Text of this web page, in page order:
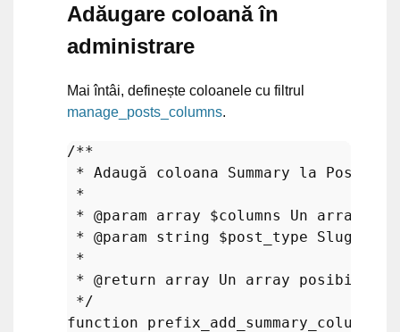
Adăugare coloană în
administrare
Mai întâi, definește coloanele cu filtrul
manage_posts_columns.
/**
* Adaugă coloana Summary la Postări
*
* @param array $columns Un array
* @param string $post_type Slug-ul
*
* @return array Un array posibil
*/
function
prefix_add_summary_column